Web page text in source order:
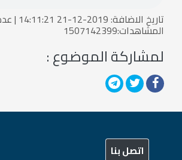
تاريخ الاضافة: 2019-12-21
المشاهدات:1507142399
لمشاركة الموضوع :
اتصل بنا